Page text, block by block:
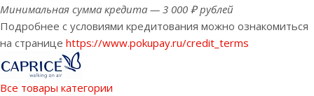
Минимальная сумма кредита — 3 000 ₽ рублей
Подробнее с условиями кредитования можно ознакомиться
на странице https://www.pokupay.ru/credit_terms
Все товары категории